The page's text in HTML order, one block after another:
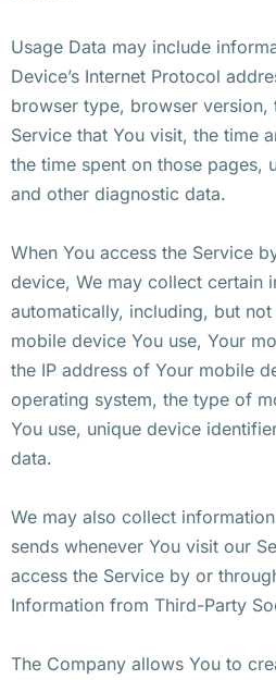
Usage Data may include
Device’s Internet Protocol
browser type, browser version,
Service that You visit, the time
the time spent on those pages,
and other diagnostic data.
When You access the Service
device, We may collect certain
automatically, including, but
mobile device You use, Your
the IP address of Your mobile
operating system, the type of
You use, unique device
data.
We may also collect
sends whenever You visit our
access the Service by or
Information from Third-Party
The Company allows You to